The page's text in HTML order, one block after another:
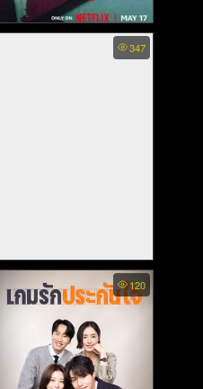
The 8 Show พากย์ไทย - เกม
โชว์เลือดแลกเงิน (2024)347
-Gy (2023)
120